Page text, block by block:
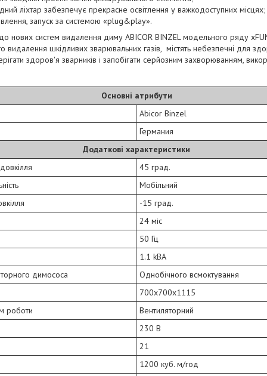
ліхтар забезпечує прекрасне освітлення у важкодоступних місцях;
запуск за системою «plug&play».
нових систем видалення диму ABICOR BINZEL модельного ряду
видалення шкідливих зварювальних газів, містять небезпечні для
здоров'я зварників і запобігати серйозним захворюванням,
Основні атрибути
Abicor Binzel
Германия
Додаткові характеристики
45 град.
Мобільний
-15 град.
24 міс
50 Гц
1.1 kBA
димососа
Однобічного всмоктування
700х700х1115
роботи
Вентиляторний
230 В
21
1200 куб. м/год